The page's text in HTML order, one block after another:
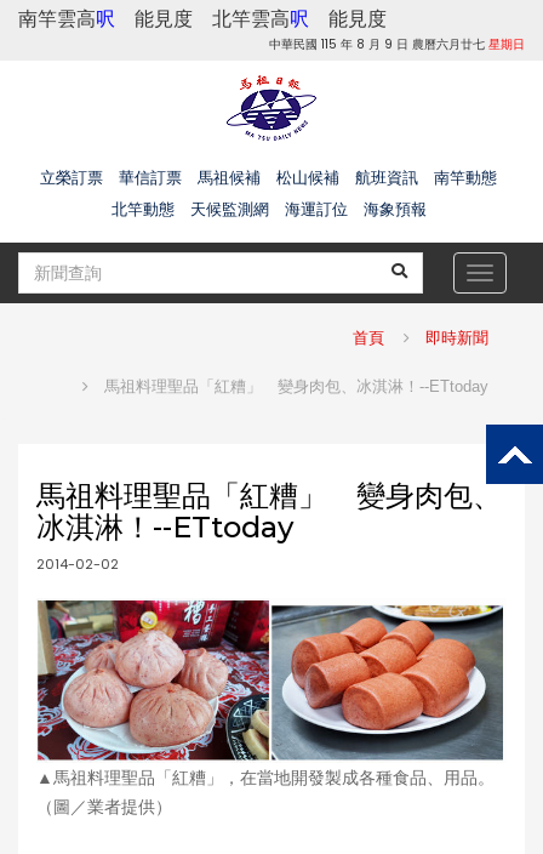
南竿雲高呎 能見度 北竿雲高呎 能見度
中華民國 115 年 8 月 9 日 農曆六月廿七 星期日
立榮訂票 華信訂票 馬祖候補 松山候補 航班資訊
南竿動態
北竿動態
天候監測網 海運訂位 海象預報
Toggle
首頁 即時新聞
馬祖料理聖品「紅糟」 變身肉包、冰淇淋！--ETtoday
馬祖料理聖品「紅糟」 變身肉包、
冰淇淋！--ETtoday
2014-02-02
▲馬祖料理聖品「紅糟」，在當地開發製成各種食品、用品。
（圖／業者提供）